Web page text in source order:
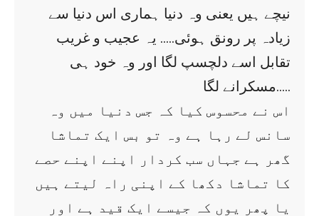
نیچے ہیں یعنی وہ دنیا ہماری اس دنیا سے
زیادہ پر رونق ہوئی….. یہ عجیب و غریب
تقابل اسے دلچسپ لگا اور وہ خود ہی
مسکرانے لگا…..
اس نے محسوس کیا کہ جس دنیا میں وہ
سانس لے رہا ہے وہ تو بس ایک تماشا
گھر ہے جہاں سب کردار اپنے اپنے حصے
کا تماشا دکھا کے اپنی راہ لیتے ہیں
یا پھر یوں کہ جیسے ایک قید ہے اور